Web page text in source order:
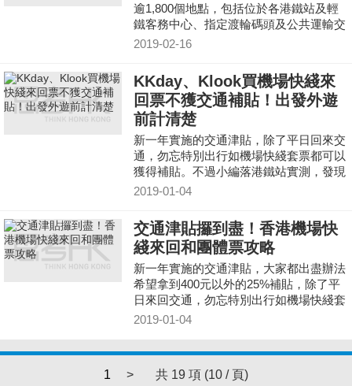
逾1,800個地點，包括位於各港鐵站及輕
鐵客務中心、指定渡輪碼頭及公共運輸交
匯處的補貼站領取。
2019-02-16
KKday、Klook買機場快綫來
回票不獲交通補貼！出發外遊
前計清楚
新一年實施的交通津貼，除了平日回來交
通，勿忘特別出行如機場快綫套票都可以
獲得補貼。不過小編落港鐵站實測，發現
機場快綫套票登記「不似預期」，到底缺
2019-01-04
交通津貼攞到盡！香港機場快
綫來回和團體票攻略
新一年實施的交通津貼，大家都出盡辦法
希望拿到400元以外的25%補貼，除了平
日來回交通，勿忘特別出行如機場快綫套
票都可以獲得補貼！
2019-01-04
1 > 共 19 項 (10 / 頁)